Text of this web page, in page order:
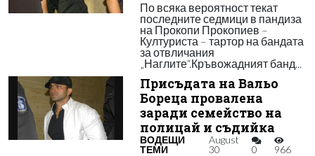
По всяка вероятност текат
последните седмици в пандиза
на Прокопи Прокопиев –
Културиста – тартор на бандата
за отвличания
„Наглите“.Кръвожадният банд...
Присъдата на Вальо
Бореца провалена
заради семейство на
полицай и съдийка
ВОДЕЩИ
ТЕМИ
August
30
0 966